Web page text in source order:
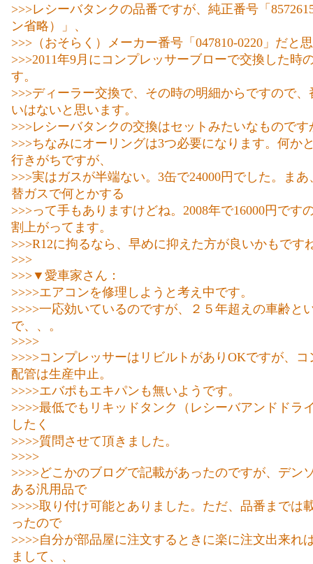
>>>レシーバタンクの品番ですが、純正番号「
ン省略）」、
>>>（おそらく）メーカー番号「047810-0220」だと
>>>2011年9月にコンプレッサーブローで交換した時
す。
>>>ディーラー交換で、その時の明細からですので、
いはないと思います。
>>>レシーバタンクの交換はセットみたいなものです
>>>ちなみにオーリングは3つ必要になります。何か
行きがちですが、
>>>実はガスが半端ない。3缶で24000円でした。ま
替ガスで何とかする
>>>って手もありますけどね。2008年で16000円です
割上がってます。
>>>R12に拘るなら、早めに抑えた方が良いかもです
>>>
>>>▼愛車家さん：
>>>>エアコンを修理しようと考え中です。
>>>>一応効いているのですが、２５年超えの車齢と
で、、。
>>>>
>>>>コンプレッサーはリビルトがありOKですが、コ
配管は生産中止。
>>>>エバポもエキパンも無いようです。
>>>>最低でもリキッドタンク（レシーバアンドドラ
したく
>>>>質問させて頂きました。
>>>>
>>>>どこかのブログで記載があったのですが、デン
ある汎用品で
>>>>取り付け可能とありました。ただ、品番までは
ったので
>>>>自分が部品屋に注文するときに楽に注文出来れ
まして、、